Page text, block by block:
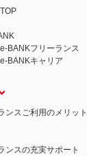
窓口
東京都港区高輪
7161 FAX： 03-
認識できない方法によ
では、広告配信事業
告を配信する広告手
な情報は一切含まれて
管理措置について
情報については、漏
の取扱いに関する苦
ＢＡＮＫ 個人情報
4180
BANKフリーランス
BANKキャリア
ンスご利用のメリット
ンスの充実サポート